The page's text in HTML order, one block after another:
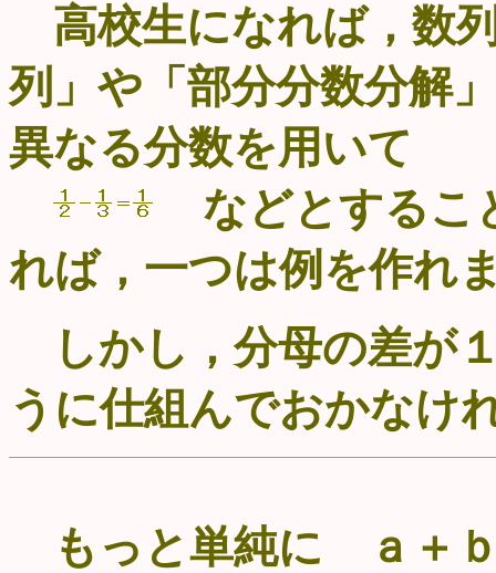
高校生になれば，数
列」や「部分分数分解
異なる分数を用いて
などとするこ
れば，一つは例を作れ
しかし，分母の差が
うに仕組んでおかなけ
もっと単純に ａ＋